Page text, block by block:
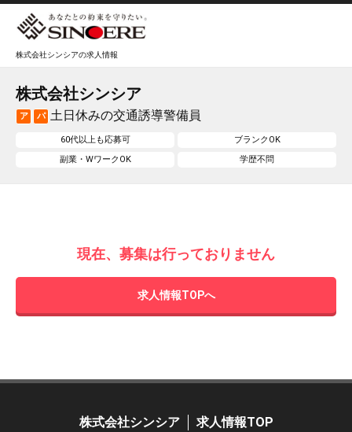
株式会社シンシアの求人情報
株式会社シンシア
ア パ 土日休みの交通誘導警備員
60代以上も応募可
ブランクOK
副業・WワークOK
学歴不問
現在、募集は行っておりません
求人情報TOPへ
株式会社シンシア 求人情報TOP